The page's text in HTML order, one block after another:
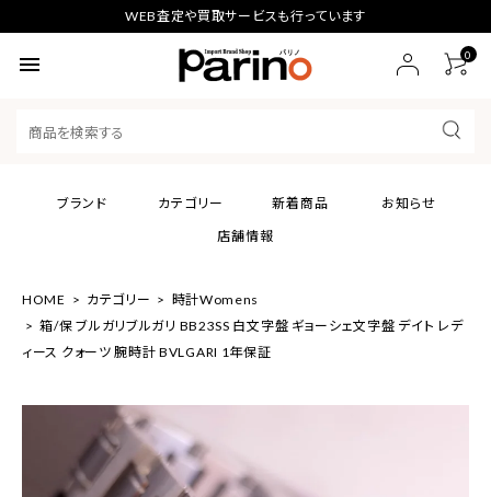
WEB査定や買取サービスも行っています
menu 0
ブランド カテゴリー 新着商品
お知らせ
店舗情報
HOME カテゴリー
時計Womens
箱/保 ブルガリブルガリ BB23SS 白文字盤 ギョーシェ文字盤 デイト レデ
ィース クォーツ 腕時計 BVLGARI 1年保証